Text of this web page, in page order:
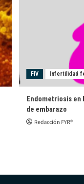
FIV Infertilidad
Endometriosis en
de embarazo
Redacción FYR®